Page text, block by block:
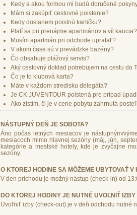
Kedy a akou formou mi budú doručené
Mám si zakúpiť cestovné poistenie?
Kedy dostanem poistnú kartičku?
Platí sa pri prenájme apartmánov a víl kaucia?
Musím apartmán pri odchode upratať?
V akom čase sú v prevádzke bazény?
Čo obsahuje plážový servis?
Aký cestovný doklad potrebujem na cestu do
Čo je to klubová karta?
Máte v každom stredisku delegáta?
Je CK JUVENTOUR poistená pre prípad
Ako zistím, či je v cene pobytu zahrnutá
NÁSTUPNÝ DEŇ JE SOBOTA?
Áno počas letných mesiacov je nástupným/
mesiacoch mimo hlavnej sezóny (máj, jún,
kategórie a mestské hotely, kde je zvyčajne
sezóny.
O KTOREJ HODINE SA MÔŽEME UBYTOVAŤ V
V den príchodu je možný nástup (check-in) od
DO KTOREJ HODINY JE NUTNÉ UVOĽNIŤ
Uvoľniť izby (check-out) je v deň odchodu nutné